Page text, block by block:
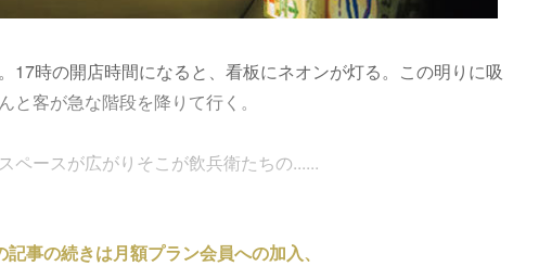
17時の開店時間になると、看板にネオンが灯る。この明りに吸
客が急な階段を降りて行く。
ペースが広がりそこが飲兵衛たちの......
記事の続きは月額プラン会員への加入、